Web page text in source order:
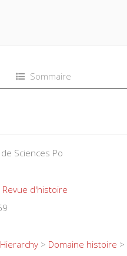
Sommaire
Sciences Po
d'histoire
> Domaine histoire >